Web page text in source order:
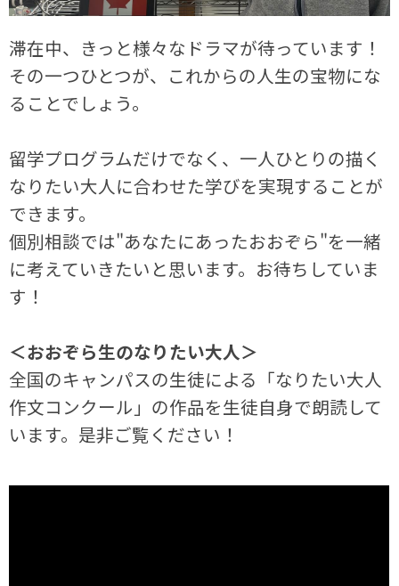
滞在中、きっと様々なドラマが待っています！
その一つひとつが、これからの人生の宝物にな
ることでしょう。
留学プログラムだけでなく、一人ひとりの描く
なりたい大人に合わせた学びを実現することが
できます。
個別相談では"あなたにあったおおぞら"を一緒
に考えていきたいと思います。お待ちしていま
す！
＜おおぞら生のなりたい大人＞
全国のキャンパスの生徒による「なりたい大人
作文コンクール」の作品を生徒自身で朗読して
います。是非ご覧ください！